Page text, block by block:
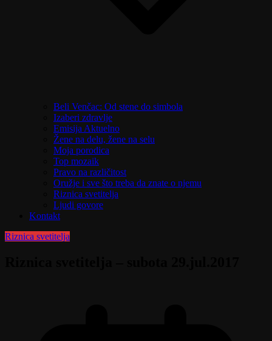
Beli Venčac: Od stene do simbola
Izaberi zdravlje
Emisija Aktuelno
Žene na delu, žene na selu
Moja porodica
Top mozaik
Pravo na različitost
Oružje i sve što treba da znate o njemu
Riznica svetitelja
Ljudi govore
Kontakt
Riznica svetitelja